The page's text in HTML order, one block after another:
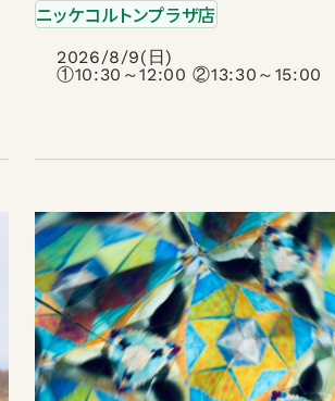
ニッケコルトンプラザ店
2026/8/9(日)
①10:30～12:00 ②13:30～15:00